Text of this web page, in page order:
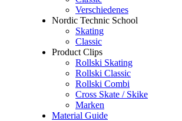
Verschiedenes
Nordic Technic School
Skating
Classic
Product Clips
Rollski Skating
Rollski Classic
Rollski Combi
Cross Skate / Skike
Marken
Material Guide